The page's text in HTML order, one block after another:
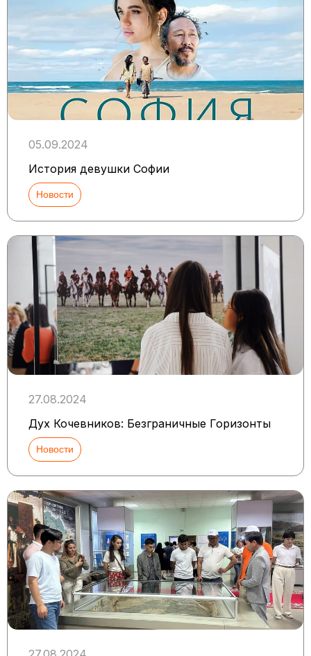
05.09.2024
История девушки Софии
Новости
27.08.2024
Дух Кочевников: Безграничные Горизонты
Новости